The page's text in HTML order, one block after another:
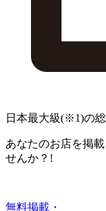
日本最大級(※1)の
あなたのお店を掲
せんか？!
無料掲載・